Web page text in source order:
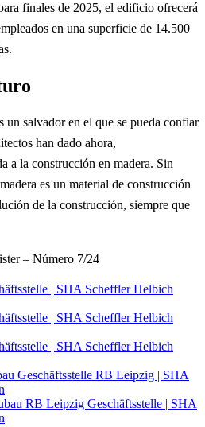
finales de 2025, el edificio ofrecerá
en una superficie de 14.500
un salvador en el que se pueda confiar
han dado ahora,
a la construcción en madera. Sin
es un material de construcción
de la construcción, siempre que
– Número 7/24